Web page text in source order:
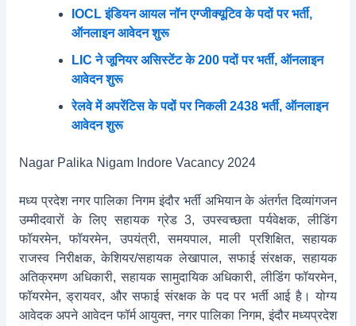
IOCL इंडियन आयल नॉन एग्जीक्यूटिव के पदों पर भर्ती,
ऑनलाइन आवेदन शुरू
LIC ने जूनियर असिस्टेंट के 200 पदों पर भर्ती, ऑनलाइन
आवेदन शुरू
रेलवे में अपरेंटिस के पदों पर निकली 2438 भर्ती, ऑनलाइन
आवेदन शुरू
Nagar Palika Nigam Indore Vacancy 2024
मध्य प्रदेश नगर पालिका निगम इंदौर भर्ती अभियान के अंतर्गत दिव्यांगजन
उम्मीदवारों के लिए सहायक ग्रेड 3, उपस्‍वच्‍छता पर्यवेक्षक, लीडिंग
फॉयरमेन, फॉयरमेन, उपयंत्री, समयपाल, माली प्रशिक्षित, सहायक
राजस्‍व निरीक्षक, केशियर/सहायक लेखापाल, सफाई संरक्षक, सहायक
अतिक्रमण अधिकारी, सहायक सामुदायिक अधिकारी, लीडिंंग फॉयरमेन,
फॉयरमेन, ड्रायवर, और सफाई संरक्षक के पद पर भर्ती आई है। योग्य
आवेदक अपने आवेदन फॉर्म आयुक्‍त, नगर पालिका निगम, इंदौर मध्‍यप्रदेश